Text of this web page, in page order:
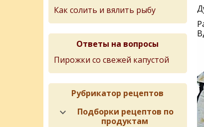
Как солить и вялить рыбу
Ответы на вопросы
Пирожки со свежей капустой
Рубрикатор рецептов
Подборки рецептов по
продуктам